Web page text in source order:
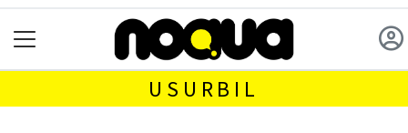
USURBIL